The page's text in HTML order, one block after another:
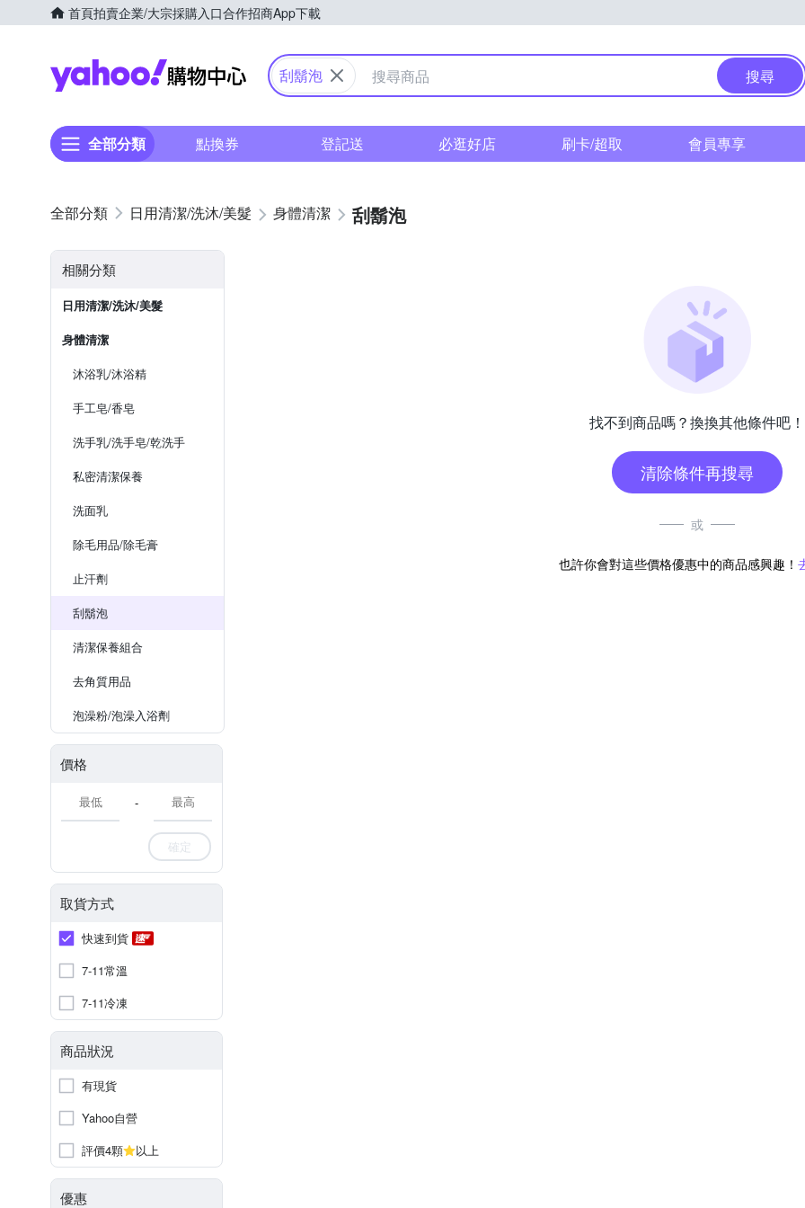
首頁拍賣企業/大宗採購入口合作招商App下載
Yahoo購物中心
刮鬍泡 搜尋
全部分類 點換券 登記送 必逛好店 刷卡/超取 會員專享
日用清潔/洗沐/美髮 身體清潔 刮鬍泡
相關分類
日用清潔/洗沐/美髮
身體清潔
沐浴乳/沐浴精
手工皂/香皂
洗手乳/洗手皂/乾洗手
私密清潔保養
洗面乳
除毛用品/除毛膏
止汗劑
刮鬍泡
清潔保養組合
去角質用品
泡澡粉/泡澡入浴劑
價格
-
確定
取貨方式
快速到貨
7-11常溫
7-11冷凍
商品狀況
有現貨
Yahoo自營
評價4顆
以上
優惠
找不到商品嗎？換換其他條件吧！
清除條件再搜尋
或
也許你會對這些價格優惠中的商品感興趣！